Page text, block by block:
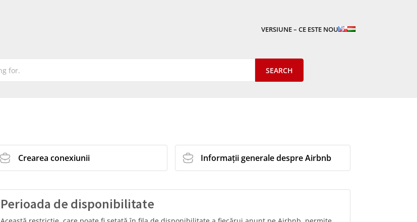
VERSIUNE – CE ESTE NOU
Crearea conexiunii Informații generale despre Airbnb
Perioada de disponibilitate